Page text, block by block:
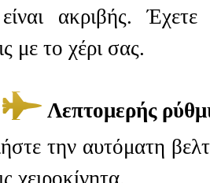
ακριβής.
με το χέρι σας.
Λεπτομερής
την αυτόματη
χειροκίνητα.